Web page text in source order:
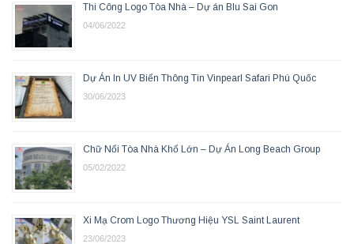
Thi Công Logo Tòa Nhà – Dự án Blu Sai Gon
04/06/2022
Dự Án In UV Biển Thông Tin Vinpearl Safari Phú Quốc
30/06/2023
Chữ Nổi Tòa Nhà Khổ Lớn – Dự Án Long Beach Group
05/02/2022
Xi Mạ Crom Logo Thương Hiệu YSL Saint Laurent
23/06/2023